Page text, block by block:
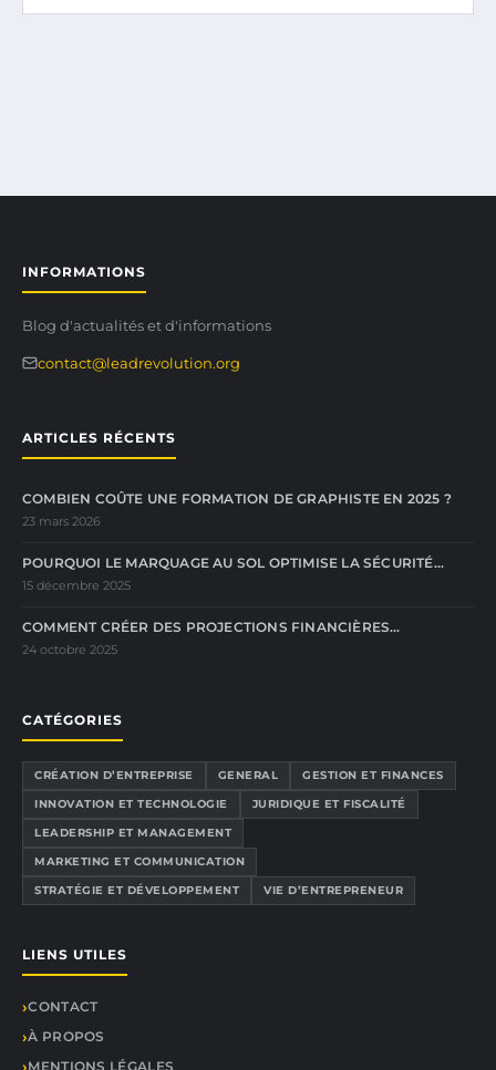
INFORMATIONS
Blog d'actualités et d'informations
contact@leadrevolution.org
ARTICLES RÉCENTS
COMBIEN COÛTE UNE FORMATION DE GRAPHISTE EN 2025 ?
23 mars 2026
POURQUOI LE MARQUAGE AU SOL OPTIMISE LA SÉCURITÉ…
15 décembre 2025
COMMENT CRÉER DES PROJECTIONS FINANCIÈRES…
24 octobre 2025
CATÉGORIES
CRÉATION D’ENTREPRISE GENERAL
GESTION ET FINANCES
INNOVATION ET TECHNOLOGIE
JURIDIQUE ET FISCALITÉ
LEADERSHIP ET MANAGEMENT
MARKETING ET COMMUNICATION
STRATÉGIE ET DÉVELOPPEMENT
VIE D’ENTREPRENEUR
LIENS UTILES
CONTACT
À PROPOS
MENTIONS LÉGALES